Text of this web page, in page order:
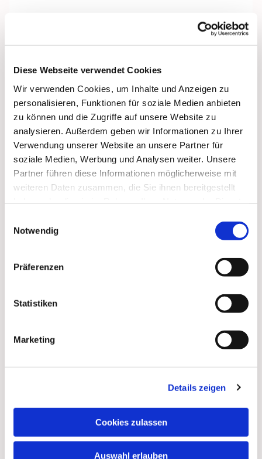
Diese Webseite verwendet Cookies
Wir verwenden Cookies, um Inhalte und Anzeigen zu
personalisieren, Funktionen für soziale Medien anbieten
zu können und die Zugriffe auf unsere Website zu
analysieren. Außerdem geben wir Informationen zu Ihrer
Verwendung unserer Website an unsere Partner für
soziale Medien, Werbung und Analysen weiter. Unsere
Partner führen diese Informationen möglicherweise mit
weiteren Daten zusammen, die Sie ihnen bereitgestellt
Notwendig
Präferenzen
Statistiken
Marketing
Details zeigen
Cookies zulassen
Auswahl erlauben
Dies könnte Sie auch